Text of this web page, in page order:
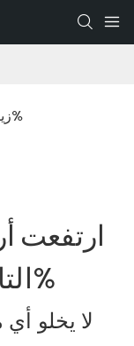
زيادة أرباح مصنع تارو اللؤلؤ التايلاندي بنسبة 20%
ارتفعت
التايلاندي بنسبة 20%
لا يخلو